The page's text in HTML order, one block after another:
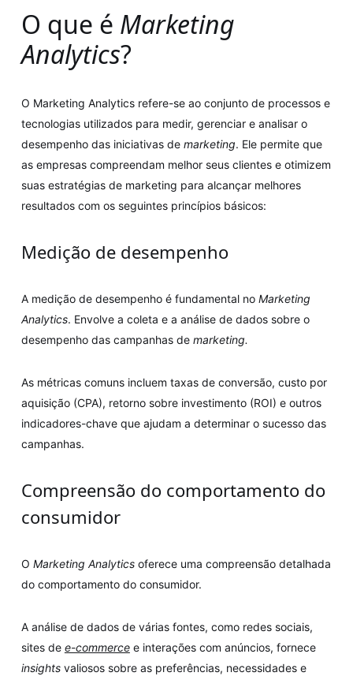
O que é Marketing
Analytics?
O Marketing Analytics refere-se ao conjunto de processos e
tecnologias utilizados para medir, gerenciar e analisar o
desempenho das iniciativas de marketing. Ele permite que
as empresas compreendam melhor seus clientes e otimizem
suas estratégias de marketing para alcançar melhores
resultados com os seguintes princípios básicos:
Medição de desempenho
A medição de desempenho é fundamental noMarketing
Analytics. Envolve a coleta e a análise de dados sobre o
desempenho das campanhas demarketing.
As métricas comuns incluem taxas de conversão, custo por
aquisição (CPA), retorno sobre investimento (ROI) e outros
indicadores-chave que ajudam a determinar o sucesso das
campanhas.
Compreensão do comportamento do
consumidor
O Marketing Analyticsoferece uma compreensão detalhada
do comportamento do consumidor.
A análise de dados de várias fontes, como redes sociais,
sites de e-commerce e interações com anúncios, fornece
insights valiosos sobre as preferências, necessidades e